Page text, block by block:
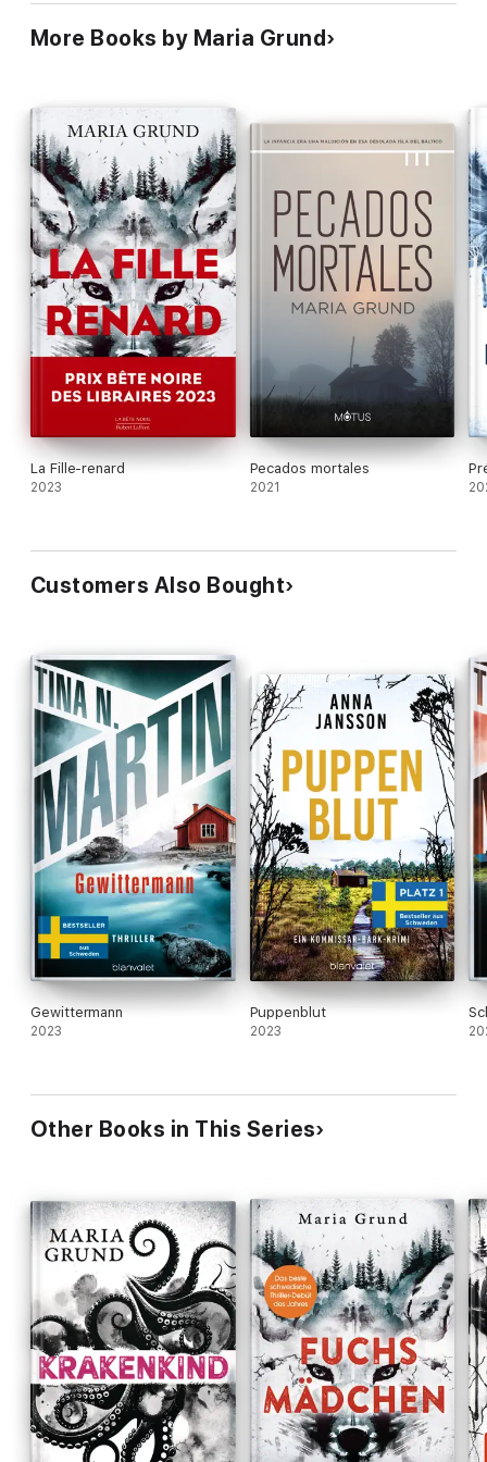
More Books by Maria Grund
La Fille-renard
2023
Pecados mortales
2021
Customers Also Bought
Gewittermann
2023
Puppenblut
2023
Other Books in This Series